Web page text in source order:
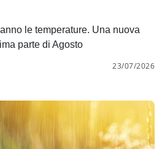
le temperature. Una nuova
parte di Agosto
23/07/2026